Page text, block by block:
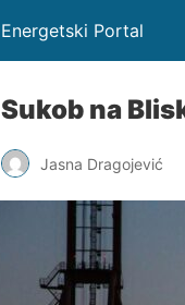
Energetski Portal
Sukob na
Jasna Dragojević